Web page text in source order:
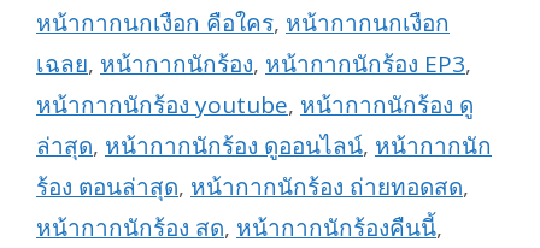
หน้ากากนกเงือก คือใคร, หน้ากากนกเงือก
เฉลย, หน้ากากนักร้อง, หน้ากากนักร้อง EP3,
หน้ากากนักร้อง youtube, หน้ากากนักร้อง ดู
ล่าสุด, หน้ากากนักร้อง ดูออนไลน์, หน้ากากนัก
ร้อง ตอนล่าสุด, หน้ากากนักร้อง ถ่ายทอดสด,
หน้ากากนักร้อง สด, หน้ากากนักร้องคืนนี้,